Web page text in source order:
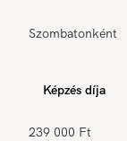
Szombatonként
Képzés díja
239 000 Ft